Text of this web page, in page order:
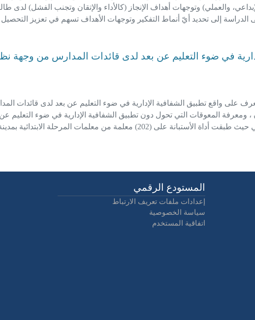
والعملي) وتوجهات أهداف الإنجاز (كالأداء والإتقان وتجنب الفشل) لدى
الدراسة إلى تحديد أيّ أنماط التفكير وتوجهات الأهداف تسهم في تعزيز التحصيل
في ضوء التعليم عن بعد لدى قائدات المدارس من وجهة
على واقع تطبيق الشفافية الإدارية في ضوء التعليم عن بعد لدى قائدات
، ومعرفة المعوقات التي تحول دون تطبيق الشفافية الإدارية في ضوء التعليم
الدراسة المنهج الوصفي حيث طبقت أداة الأستبانة على (202) معلمة من معلمات
المستودع الرقمي
إعدادات ملفات تعريف الارتباط
سياسة الخصوصية
اتفاقية المستخدم